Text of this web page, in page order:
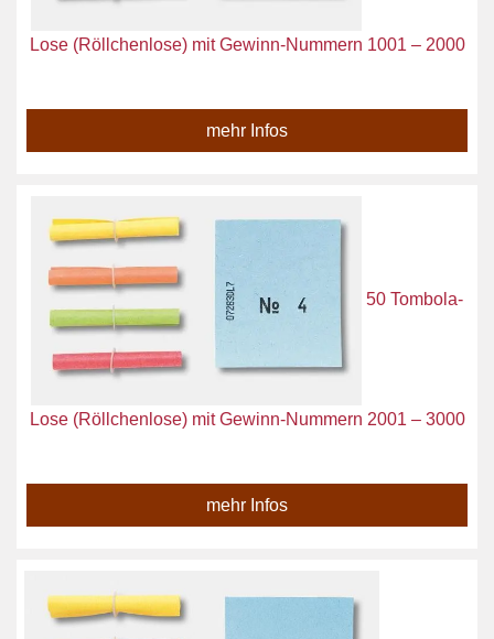
Lose (Röllchenlose) mit Gewinn-Nummern 1001 – 2000
mehr Infos
50 Tombola-
Lose (Röllchenlose) mit Gewinn-Nummern 2001 – 3000
mehr Infos